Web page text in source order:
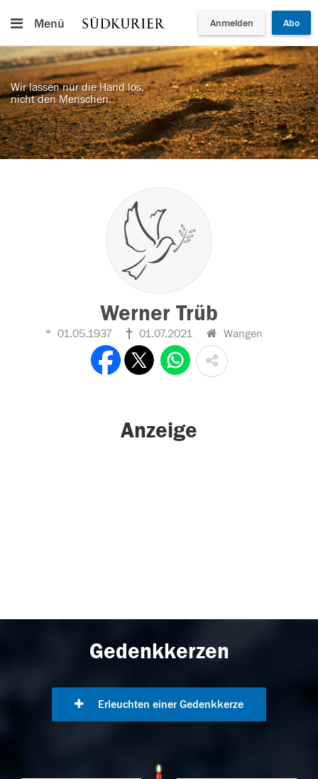
Menü Anmelden Abo
Wir lassen nur die Hand los,
nicht den Menschen.
Werner Trüb
01.05.1937 01.07.2021 Wangen
Anzeige
Gedenkkerzen
Erleuchten einer Gedenkkerze